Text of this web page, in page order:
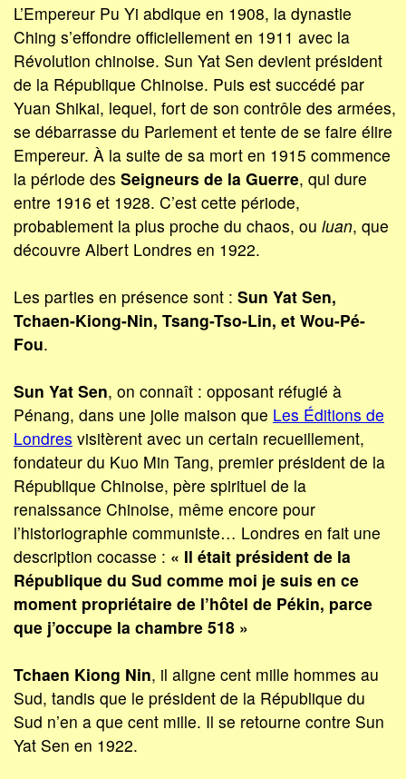
L’Empereur Pu Yi abdique en 1908, la dynastie
Ching s’effondre officiellement en 1911 avec la
Révolution chinoise. Sun Yat Sen devient président
de la République Chinoise. Puis est succédé par
Yuan Shikai, lequel, fort de son contrôle des armées,
se débarrasse du Parlement et tente de se faire élire
Empereur. À la suite de sa mort en 1915 commence
la période des Seigneurs de la Guerre, qui dure
entre 1916 et 1928. C’est cette période,
probablement la plus proche du chaos, ou luan, que
découvre Albert Londres en 1922.
Les parties en présence sont : Sun Yat Sen,
Tchaen-Kiong-Nin, Tsang-Tso-Lin, et Wou-Pé-
Fou.
Sun Yat Sen, on connaît : opposant réfugié à
Pénang, dans une jolie maison que Les Éditions de
Londres visitèrent avec un certain recueillement,
fondateur du Kuo Min Tang, premier président de la
République Chinoise, père spirituel de la
renaissance Chinoise, même encore pour
l’historiographie communiste… Londres en fait une
description cocasse : « Il était président de la
République du Sud comme moi je suis en ce
moment propriétaire de l’hôtel de Pékin, parce
que j’occupe la chambre 518 »
Tchaen Kiong Nin, il aligne cent mille hommes au
Sud, tandis que le président de la République du
Sud n’en a que cent mille. Il se retourne contre Sun
Yat Sen en 1922.